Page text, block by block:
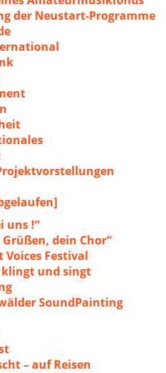
der Neustart-Programme
uns !“
dein Chor“
Voices Festival
und singt
SoundPainting
– auf Reisen